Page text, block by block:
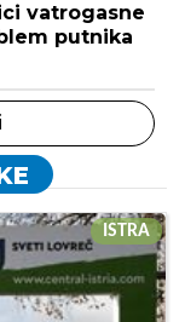
vatrogasne
putnika
ISTRA